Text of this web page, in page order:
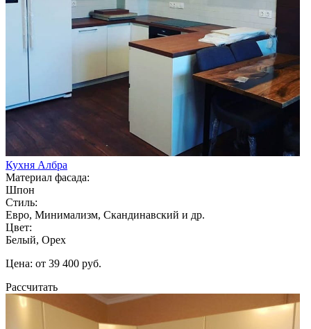
Кухня Албра
Материал фасада:
Шпон
Стиль:
Евро, Минимализм, Скандинавский и др.
Цвет:
Белый, Орех
Цена: от 39 400 руб.
Рассчитать